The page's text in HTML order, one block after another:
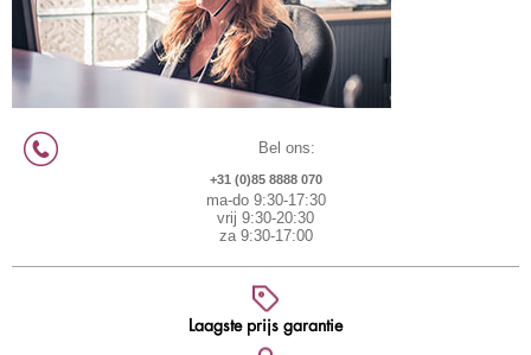
Bel ons:
+31 (0)85 8888 070
ma-do 9:30-17:30
vrij 9:30-20:30
za 9:30-17:00
Laagste prijs garantie